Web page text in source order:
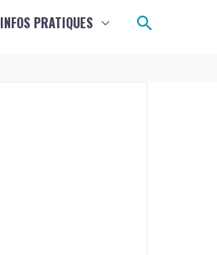
INFOS PRATIQUES